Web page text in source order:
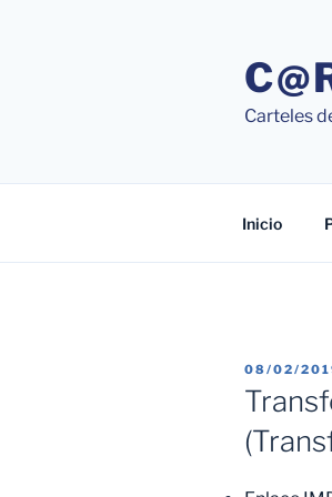
Carteles
Inicio
EL
08/02/